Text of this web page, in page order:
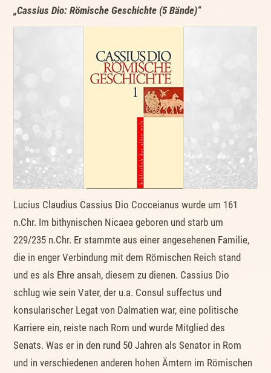
„Cassius Dio: Römische Geschichte (5 Bände)“
Lucius Claudius Cassius Dio Cocceianus wurde um 161
n.Chr. Im bithynischen Nicaea geboren und starb um
229/235 n.Chr. Er stammte aus einer angesehenen Familie,
die in enger Verbindung mit dem Römischen Reich stand
und es als Ehre ansah, diesem zu dienen. Cassius Dio
schlug wie sein Vater, der u.a. Consul suffectus und
konsularischer Legat von Dalmatien war, eine politische
Karriere ein, reiste nach Rom und wurde Mitglied des
Senats. Was er in den rund 50 Jahren als Senator in Rom
und in verschiedenen anderen hohen Ämtern im Römischen